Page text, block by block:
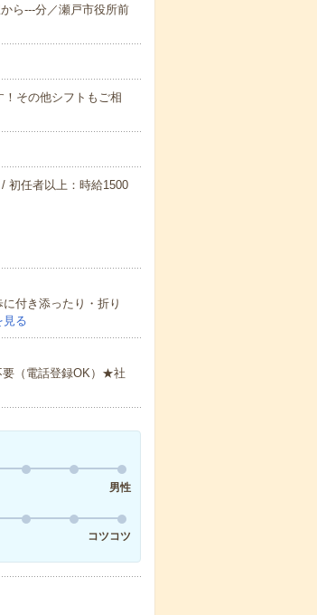
ら---分／瀬戸市役所前
その他シフトもご相
初任者以上：時給1500
付き添ったり・折り
見る
（電話登録OK）★社
男性
コツコツ